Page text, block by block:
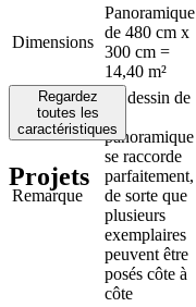
Dimensions
Panoramique
de 480 cm x
300 cm =
14,40 m²
Remarque
Le dessin de
panoramique
se raccorde
parfaitement,
de sorte que
plusieurs
exemplaires
peuvent être
posés côte à
côte
Regardez
toutes les
caractéristiques
Projets